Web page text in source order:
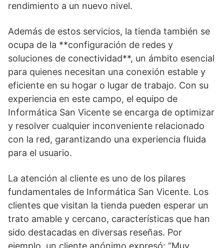
rendimiento a un nuevo nivel.
Además de estos servicios, la tienda también se
ocupa de la **configuración de redes y
soluciones de conectividad**, un ámbito esencial
para quienes necesitan una conexión estable y
eficiente en su hogar o lugar de trabajo. Con su
experiencia en este campo, el equipo de
Informática San Vicente se encarga de optimizar
y resolver cualquier inconveniente relacionado
con la red, garantizando una experiencia fluida
para el usuario.
La atención al cliente es uno de los pilares
fundamentales de Informática San Vicente. Los
clientes que visitan la tienda pueden esperar un
trato amable y cercano, características que han
sido destacadas en diversas reseñas. Por